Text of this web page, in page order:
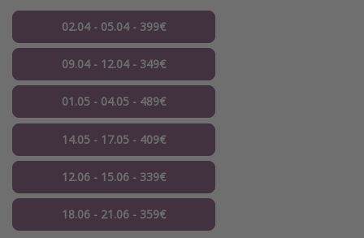
02.04 - 05.04 - 399€
09.04 - 12.04 - 349€
01.05 - 04.05 - 489€
14.05 - 17.05 - 409€
12.06 - 15.06 - 339€
18.06 - 21.06 - 359€